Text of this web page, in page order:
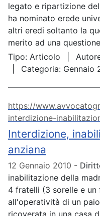
legato e ripartizione
ha nominato erede
altri eredi soltanto la
merito ad una
Tipo: Articolo
Categoria: Gennaio
Interdizione,
anziana
https://
interdizione-
12 Gennaio 2010
inabilitazione della
4 fratelli (3 sorelle e
all'operatività di un